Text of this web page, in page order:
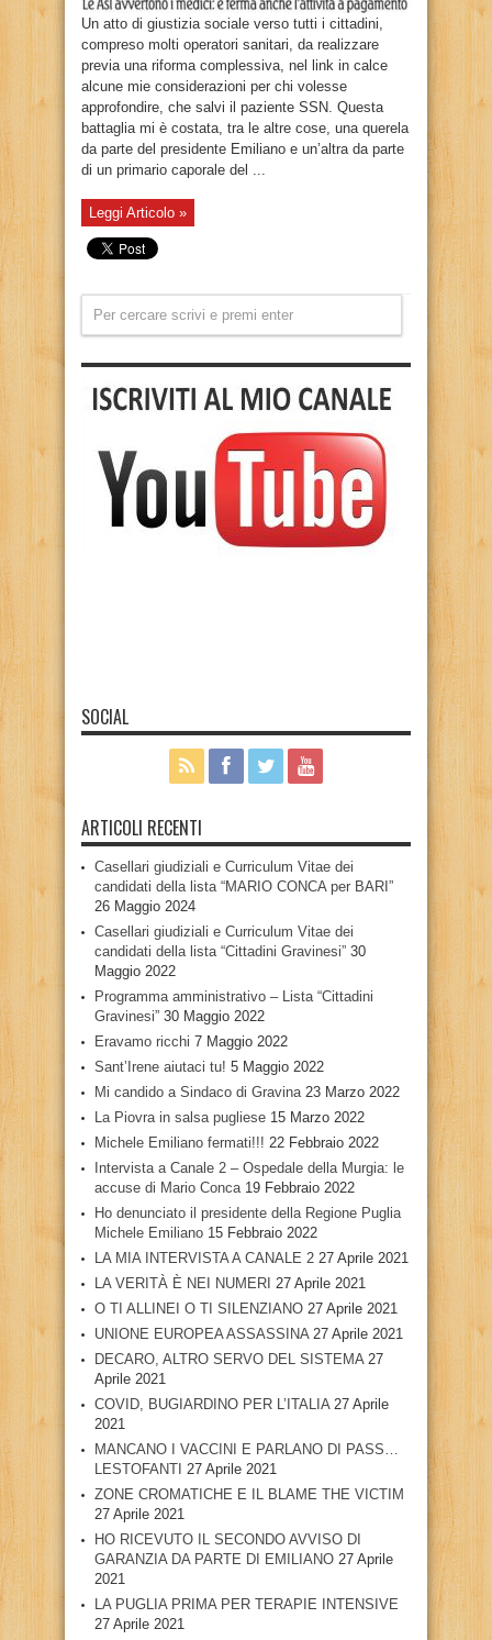
Un atto di giustizia sociale verso tutti i cittadini,
compreso molti operatori sanitari, da realizzare
previa una riforma complessiva, nel link in calce
alcune mie considerazioni per chi volesse
approfondire, che salvi il paziente SSN. Questa
battaglia mi è costata, tra le altre cose, una querela
da parte del presidente Emiliano e un’altra da parte
di un primario caporale del ...
Leggi Articolo »
SOCIAL
ARTICOLI RECENTI
Casellari giudiziali e Curriculum Vitae dei
candidati della lista “MARIO CONCA per BARI”
26 Maggio 2024
Casellari giudiziali e Curriculum Vitae dei
candidati della lista “Cittadini Gravinesi” 30
Maggio 2022
Programma amministrativo – Lista “Cittadini
Gravinesi” 30 Maggio 2022
Eravamo ricchi 7 Maggio 2022
Sant’Irene aiutaci tu! 5 Maggio 2022
Mi candido a Sindaco di Gravina 23 Marzo 2022
La Piovra in salsa pugliese 15 Marzo 2022
Michele Emiliano fermati!!! 22 Febbraio 2022
Intervista a Canale 2 – Ospedale della Murgia: le
accuse di Mario Conca 19 Febbraio 2022
Ho denunciato il presidente della Regione Puglia
Michele Emiliano 15 Febbraio 2022
LA MIA INTERVISTA A CANALE 2 27 Aprile 2021
LA VERITÀ È NEI NUMERI 27 Aprile 2021
O TI ALLINEI O TI SILENZIANO 27 Aprile 2021
UNIONE EUROPEA ASSASSINA 27 Aprile 2021
DECARO, ALTRO SERVO DEL SISTEMA 27
Aprile 2021
COVID, BUGIARDINO PER L’ITALIA 27 Aprile
2021
MANCANO I VACCINI E PARLANO DI PASS…
LESTOFANTI 27 Aprile 2021
ZONE CROMATICHE E IL BLAME THE VICTIM
27 Aprile 2021
HO RICEVUTO IL SECONDO AVVISO DI
GARANZIA DA PARTE DI EMILIANO 27 Aprile
2021
LA PUGLIA PRIMA PER TERAPIE INTENSIVE
27 Aprile 2021